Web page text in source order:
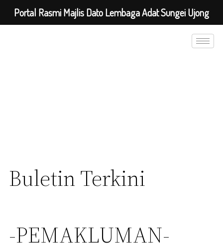
Buletin Terkini
-PEMAKLUMAN-
Portal Rasmi Majlis Dato Lembaga Adat Sungei Ujong